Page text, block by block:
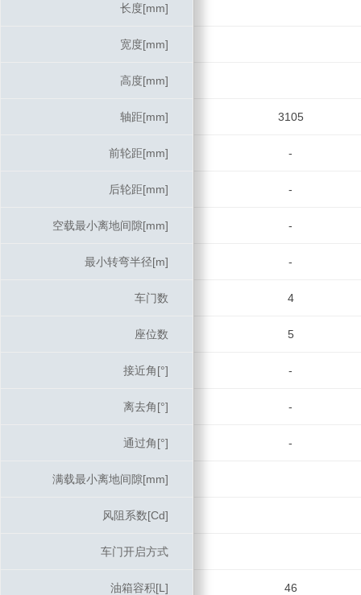
长度[mm]
宽度[mm]
高度[mm]
轴距[mm] 3105
前轮距[mm] -
后轮距[mm] -
空载最小离地间隙[mm] -
最小转弯半径[m] -
车门数 4
座位数 5
接近角[°] -
离去角[°] -
通过角[°] -
满载最小离地间隙[mm]
风阻系数[Cd]
车门开启方式
油箱容积[L] 46
长度[mm]
宽度[mm]
高度[mm]
轴距[mm]
前轮距[mm]
后轮距[mm]
空载最小离地间隙[mm]
最小转弯半径[m]
车门数
座位数
接近角[°]
离去角[°]
通过角[°]
满载最小离地间隙[mm]
风阻系数[Cd]
车门开启方式
油箱容积[L]